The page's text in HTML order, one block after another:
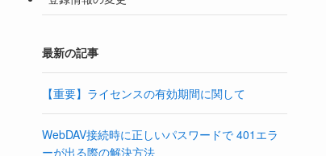
最新の記事
【重要】ライセンスの有効期間に関して
WebDAV接続時に正しいパスワードで 401エラ
ーが出る際の解決方法